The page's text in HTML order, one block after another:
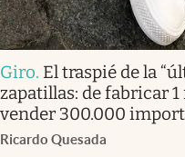
Giro. El traspié de la
zapatillas: de fabricar
vender 300.000
Ricardo Quesada